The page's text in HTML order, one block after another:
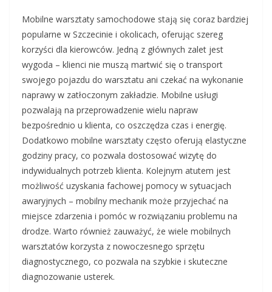
Mobilne warsztaty samochodowe stają się coraz bardziej
popularne w Szczecinie i okolicach, oferując szereg
korzyści dla kierowców. Jedną z głównych zalet jest
wygoda – klienci nie muszą martwić się o transport
swojego pojazdu do warsztatu ani czekać na wykonanie
naprawy w zatłoczonym zakładzie. Mobilne usługi
pozwalają na przeprowadzenie wielu napraw
bezpośrednio u klienta, co oszczędza czas i energię.
Dodatkowo mobilne warsztaty często oferują elastyczne
godziny pracy, co pozwala dostosować wizytę do
indywidualnych potrzeb klienta. Kolejnym atutem jest
możliwość uzyskania fachowej pomocy w sytuacjach
awaryjnych – mobilny mechanik może przyjechać na
miejsce zdarzenia i pomóc w rozwiązaniu problemu na
drodze. Warto również zauważyć, że wiele mobilnych
warsztatów korzysta z nowoczesnego sprzętu
diagnostycznego, co pozwala na szybkie i skuteczne
diagnozowanie usterek.